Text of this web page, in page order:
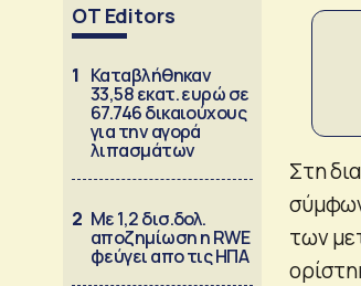
OT Editors
1 Καταβλήθηκαν
33,58 εκατ. ευρώ σε
67.746 δικαιούχους
για την αγορά
λιπασμάτων
2 Με 1,2 δισ.δολ.
αποζημίωση η RWE
φεύγει απο τις ΗΠΑ
Στη
των